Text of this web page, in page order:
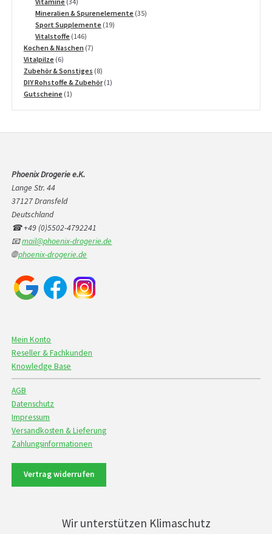
Produkte
Mineralien & Spurenelemente 3535
Sport Supplemente 1919
Vitalstoffe 146146
Produkte
Kochen & Naschen 77
Vitalpilze 66
Produkte
Zubehör & Sonstiges 88
Produkte
DIY Rohstoffe & Zubehör 11
Gutscheine 11
Phoenix Drogerie e.K.
Lange Str. 44
37127 Dransfeld
Deutschland
☎ +49 (0)5502-4792241
📧mail@phoenix-drogerie.de
🌐phoenix-drogerie.de
Mein Konto
Reseller & Fachkunden
Knowledge Base
AGB
Datenschutz
Impressum
Versandkosten & Lieferung
Zahlungsinformationen
Vertrag widerrufen
Wir unterstützen Klimaschutz